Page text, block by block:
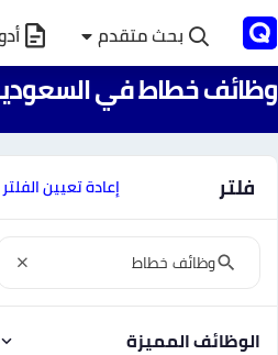
بحث متقدم
وظائف خطاط في
فلتر إعادة تعيين الفلتر
الوظائف المميزة